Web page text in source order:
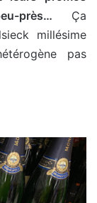
près… Ça
millésime
pas